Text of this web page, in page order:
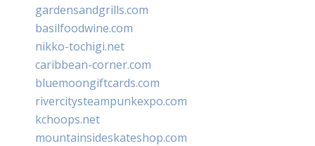
gardensandgrills.com
basilfoodwine.com
nikko-tochigi.net
caribbean-corner.com
bluemoongiftcards.com
rivercitysteampunkexpo.com
kchoops.net
mountainsideskateshop.com